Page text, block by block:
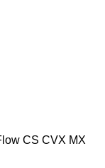
CS CVX MX